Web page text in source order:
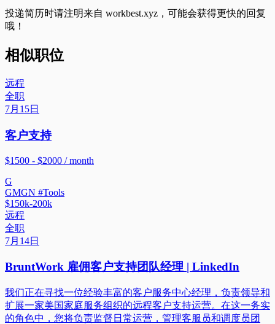
投递简历时请注明来自 workbest.xyz ，可能会获得更快的回复
哦！
相似职位
远程
全职
7月15日
客户支持
$1500 - $2000 / month
G
GMGN #Tools
$150k-200k
远程
全职
7月14日
BruntWork 雇佣客户支持团队经理 | LinkedIn
我们正在寻找一位经验丰富的客户服务中心经理，负责领导和
扩展一家美国家庭服务组织的远程客户支持运营。在这一务实
的角色中，您将负责监督日常运营，管理客服员和调度员团